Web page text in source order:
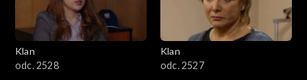
Klan
odc. 2528
Klan
odc. 2527